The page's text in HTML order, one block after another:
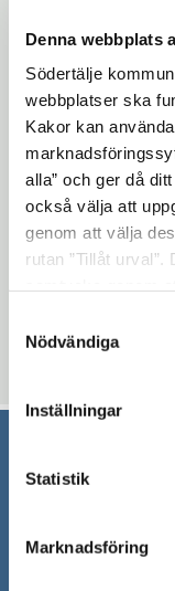
Denna webbplats
Södertälje
webbplatser ska
Kakor kan
alla” och ger då
också välja att
genom att välja
rutan ”Tillåt
"Visa detaljer" kan
hur vi och våra
Nödvändiga
Inställningar
Statistik
Marknadsföring
Typografi
Arial, 10 pt
Färg
Svart text
thumb_up
Besöksadress: